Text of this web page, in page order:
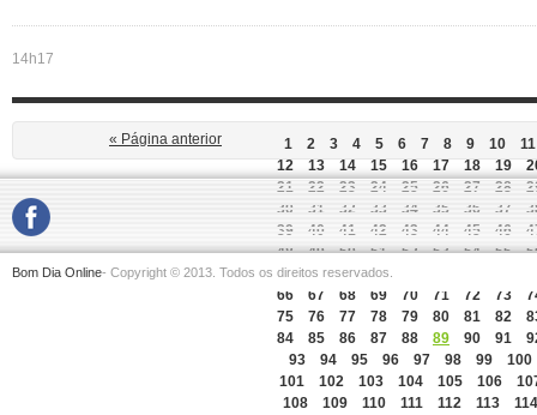
14h17
« Página anterior 1 2 3 4 5 6 7 8 9 10
11
12
13 14 15 16 17 18 19
21
22 23 24 25 26 27 28
30
31 32 33 34 35 36 37
39
40 41 42 43 44 45 46
48
49 50 51 52 53 54 55
57
58 59 60
66
67 68 69 70 71 72 73
75
76 77 78 79 80 81 82
84
85 86 87 88 89 90 91
93
94 95 96 97 98 99
100
101
102 103 104 105 106
108
109 110 111 112 113
114
Bom Dia Online- Copyright © 2013. Todos os direitos reservados.